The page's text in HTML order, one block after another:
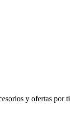
y ofertas por